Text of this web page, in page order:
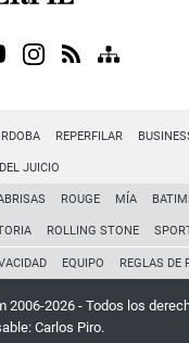
REPERFILAR
JUICIO
ROUGE MÍA
ROLLING STONE
EQUIPO REGLAS DE
2006-2026 - Todos los
Carlos Piro.